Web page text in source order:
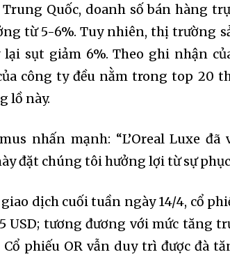
Quốc, doanh số bán hàng
từ 5-6%. Tuy nhiên, thị trường
sụt giảm 6%. Theo ghi nhận
công ty đều nằm trong top 20
lồ này.
nhấn mạnh: “L’Oreal Luxe
đặt chúng tôi hưởng lợi từ sự
dịch cuối tuần ngày 14/4, cổ
USD; tương đương với mức tăng
Cổ phiếu OR vẫn duy trì được đà